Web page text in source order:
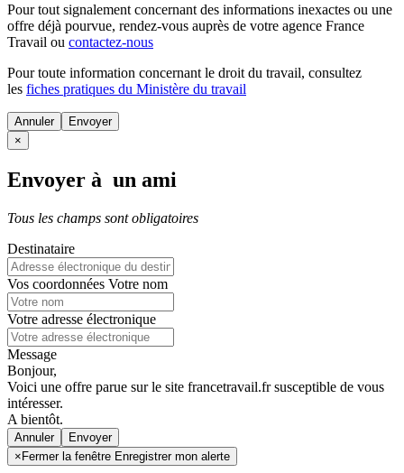
Pour tout signalement concernant des informations inexactes ou une
offre déjà pourvue, rendez-vous auprès de votre agence France
Travail ou contactez-nous
Pour toute information concernant le droit du travail, consultez
les fiches pratiques du Ministère du travail
Annuler
×
Envoyer à un ami
Tous les champs sont obligatoires
Destinataire
Vos coordonnées Votre nom
Votre adresse électronique
Message
Bonjour,
Voici une offre parue sur le site francetravail.fr susceptible de vous
intéresser.
A bientôt.
Annuler
× Fermer la fenêtre Enregistrer mon alerte